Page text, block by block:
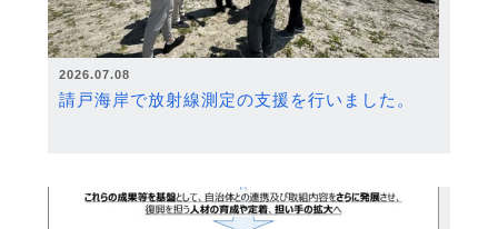
2026.07.08
請戸海岸で放射線測定の支援を行いました。